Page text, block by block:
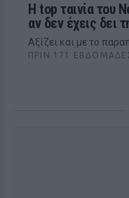
Η top ταινία του
αν δεν έχεις δει
Αξίζει και με το
ΠΡΙΝ 171